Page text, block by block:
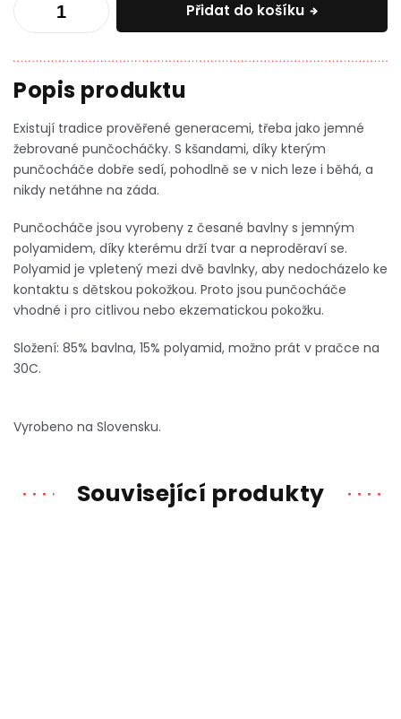
Přidat do košíku
Existují tradice prověřené generacemi, třeba jako jemné
žebrované punčocháčky. S kšandami, díky kterým
punčocháče dobře sedí, pohodlně se v nich leze i běhá, a
nikdy netáhne na záda.
Punčocháče jsou vyrobeny z česané bavlny s jemným
polyamidem, díky kterému drží tvar a neproděraví se.
Polyamid je vpletený mezi dvě bavlnky, aby nedocházelo ke
kontaktu s dětskou pokožkou. Proto jsou punčocháče
vhodné i pro citlivou nebo ekzematickou pokožku.
Složení: 85% bavlna, 15% polyamid, možno prát v pračce na
30C.
Vyrobeno na Slovensku.
Související produkty